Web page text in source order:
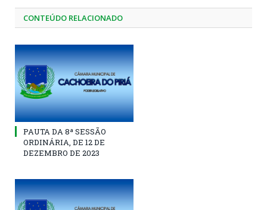
CONTEÚDO RELACIONADO
PAUTA DA 8ª SESSÃO
ORDINÁRIA, DE 12 DE
DEZEMBRO DE 2023